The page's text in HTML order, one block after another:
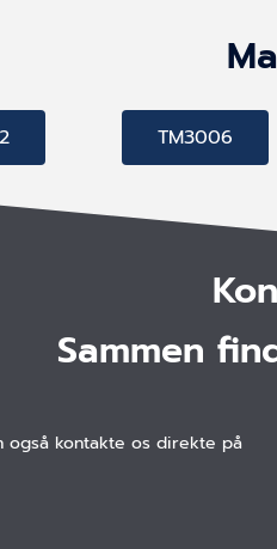
TM3006
Sammen
også kontakte os direkte på